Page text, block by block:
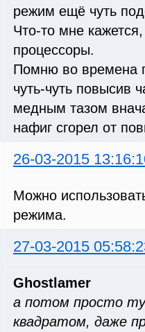
режим ещё чуть
Что-то мне
процессоры.
Помню во времена
чуть-чуть повысив
медным тазом
нафиг сгорел от
26-03-2015
Можно
режима.
27-03-2015
Ghostlamer
а потом просто
квадратом, даже